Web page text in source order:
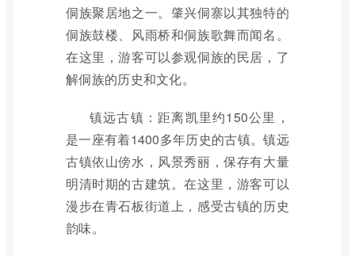
侗族聚居地之一。肇兴侗寨以其独特的
侗族鼓楼、风雨桥和侗族歌舞而闻名。
在这里，游客可以参观侗族的民居，了
解侗族的历史和文化。
镇远古镇：距离凯里约150公里，
是一座有着1400多年历史的古镇。镇远
古镇依山傍水，风景秀丽，保存有大量
明清时期的古建筑。在这里，游客可以
漫步在青石板街道上，感受古镇的历史
韵味。